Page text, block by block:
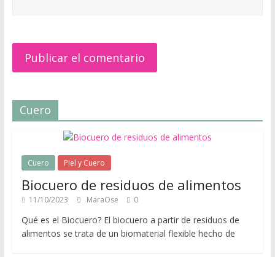
p
e
y Cuero
Cuero Piel y Cuero
Biocuero de residuos de alimentos
11/10/2023 MaraOse 0
Qué es el Biocuero? El biocuero a partir de residuos de
alimentos se trata de un biomaterial flexible hecho de